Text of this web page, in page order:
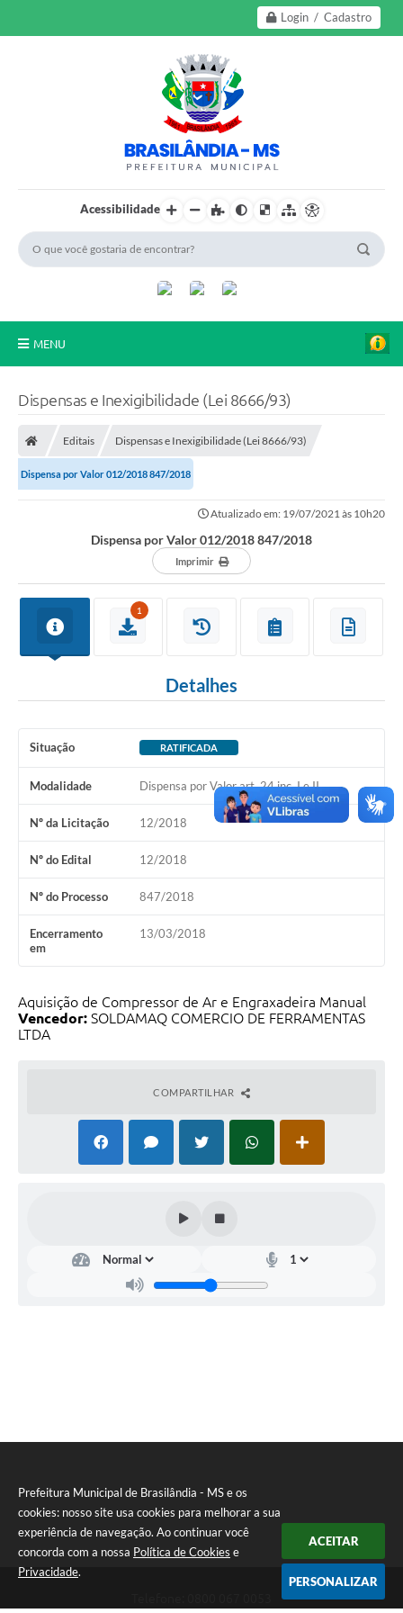
Prefeitura Municipal de Brasilândia - MS e os
cookies: nosso site usa cookies para melhorar a sua
experiência de navegação. Ao continuar você
concorda com a nossa Política de Cookies e
Privacidade.
ACEITAR
PERSONALIZAR
Login / Cadastro
Acessibilidade
MENU
Legislação
Transparência
e-SIC
Tributação
Outros Editais
Plano de Contratações Anual
Formulário
Agenda
Contato
Dispensas e Inexigibilidade (Lei 8666/93)
Editais Dispensas e Inexigibilidade (Lei 8666/93)
Dispensa por Valor 012/2018 847/2018
Atualizado em: 19/07/2021 às 10h20
Dispensa por Valor 012/2018 847/2018
Imprimir
1
Detalhes
Situação RATIFICADA
Modalidade Dispensa por Valor art. 24 inc. I e II
Nº da Licitação 12/2018
Nº do Edital 12/2018
Nº do Processo 847/2018
Encerramento
em
13/03/2018
Aquisição de Compressor de Ar e Engraxadeira Manual
Vencedor: SOLDAMAQ COMERCIO DE FERRAMENTAS
LTDA
COMPARTILHAR